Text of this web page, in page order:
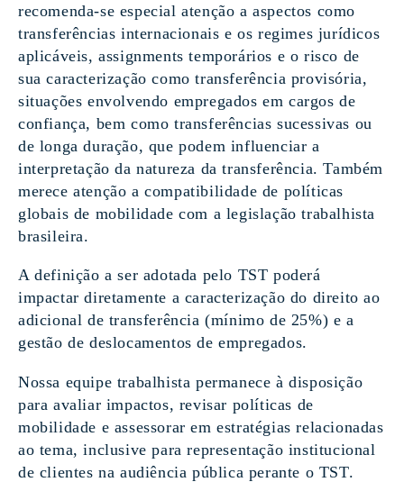
recomenda-se especial atenção a aspectos como
transferências internacionais e os regimes jurídicos
aplicáveis, assignments temporários e o risco de
sua caracterização como transferência provisória,
situações envolvendo empregados em cargos de
confiança, bem como transferências sucessivas ou
de longa duração, que podem influenciar a
interpretação da natureza da transferência. Também
merece atenção a compatibilidade de políticas
globais de mobilidade com a legislação trabalhista
brasileira.
A definição a ser adotada pelo TST poderá
impactar diretamente a caracterização do direito ao
adicional de transferência (mínimo de 25%) e a
gestão de deslocamentos de empregados.
Nossa equipe trabalhista permanece à disposição
para avaliar impactos, revisar políticas de
mobilidade e assessorar em estratégias relacionadas
ao tema, inclusive para representação institucional
de clientes na audiência pública perante o TST.